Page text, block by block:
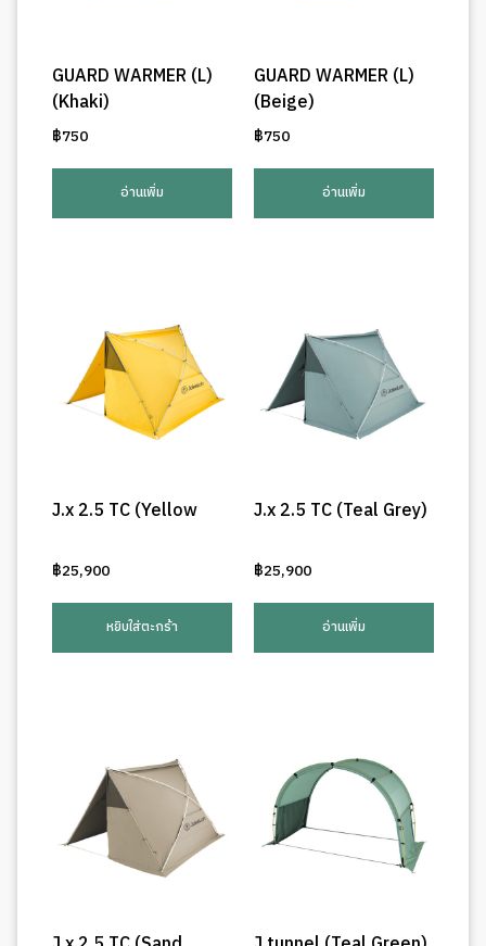
GUARD WARMER (L)
(Khaki)
฿750
อ่านเพิ่ม
GUARD WARMER (L)
(Beige)
฿750
อ่านเพิ่ม
J.x 2.5 TC (Yellow
฿25,900
หยิบใส่ตะกร้า
J.x 2.5 TC (Teal Grey)
฿25,900
อ่านเพิ่ม